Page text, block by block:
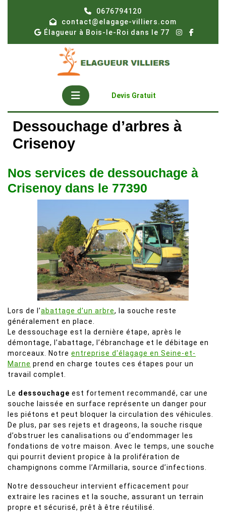
0676794120
contact@elagage-villiers.com
Élagueur à Bois-le-Roi dans le 77
Open
Button
Devis Gratuit
Dessouchage d’arbres à
Crisenoy
Nos services de dessouchage à
Crisenoy dans le 77390
Lors de l’abattage d’un arbre, la souche reste
généralement en place.
Le dessouchage est la dernière étape, après le
démontage, l’abattage, l’ébranchage et le débitage en
morceaux. Notre entreprise d'élagage en Seine-et-
Marne prend en charge toutes ces étapes pour un
travail complet.
Le dessouchage est fortement recommandé, car une
souche laissée en surface représente un danger pour
les piétons et peut bloquer la circulation des véhicules.
De plus, par ses rejets et drageons, la souche risque
d’obstruer les canalisations ou d’endommager les
fondations de votre maison. Avec le temps, une souche
qui pourrit devient propice à la prolifération de
champignons comme l’Armillaria, source d’infections.
Notre dessoucheur intervient efficacement pour
extraire les racines et la souche, assurant un terrain
propre et sécurisé, prêt à être réutilisé.